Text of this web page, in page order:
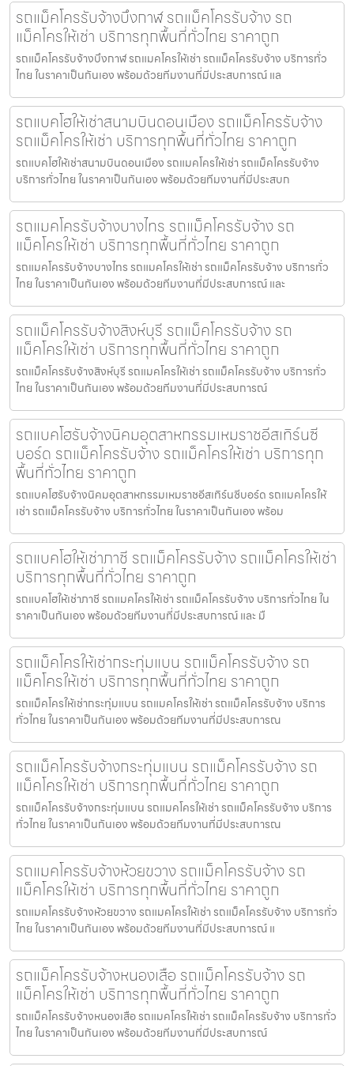
รถแม็คโครรับจ้างบึงกาฬ รถแม็คโครรับจ้าง รถ
แม็คโครให้เช่า บริการทุกพื้นที่ทั่วไทย ราคาถูก
รถแม็คโครรับจ้างบึงกาฬ รถแมคโครให้เช่า รถแม็คโครรับจ้าง บริการทั่ว
ไทย ในราคาเป็นกันเอง พร้อมด้วยทีมงานที่มีประสบการณ์ แล
รถแบคโฮให้เช่าสนามบินดอนเมือง รถแม็คโครรับจ้าง
รถแม็คโครให้เช่า บริการทุกพื้นที่ทั่วไทย ราคาถูก
รถแบคโฮให้เช่าสนามบินดอนเมือง รถแมคโครให้เช่า รถแม็คโครรับจ้าง
บริการทั่วไทย ในราคาเป็นกันเอง พร้อมด้วยทีมงานที่มีประสบก
รถแมคโครรับจ้างบางไทร รถแม็คโครรับจ้าง รถ
แม็คโครให้เช่า บริการทุกพื้นที่ทั่วไทย ราคาถูก
รถแมคโครรับจ้างบางไทร รถแมคโครให้เช่า รถแม็คโครรับจ้าง บริการทั่ว
ไทย ในราคาเป็นกันเอง พร้อมด้วยทีมงานที่มีประสบการณ์ และ
รถแม็คโครรับจ้างสิงห์บุรี รถแม็คโครรับจ้าง รถ
แม็คโครให้เช่า บริการทุกพื้นที่ทั่วไทย ราคาถูก
รถแม็คโครรับจ้างสิงห์บุรี รถแมคโครให้เช่า รถแม็คโครรับจ้าง บริการทั่ว
ไทย ในราคาเป็นกันเอง พร้อมด้วยทีมงานที่มีประสบการณ์
รถแบคโฮรับจ้างนิคมอุตสาหกรรมเหมราชอีสเทิร์นซี
บอร์ด รถแม็คโครรับจ้าง รถแม็คโครให้เช่า บริการทุก
พื้นที่ทั่วไทย ราคาถูก
รถแบคโฮรับจ้างนิคมอุตสาหกรรมเหมราชอีสเทิร์นซีบอร์ด รถแมคโครให้
เช่า รถแม็คโครรับจ้าง บริการทั่วไทย ในราคาเป็นกันเอง พร้อม
รถแบคโฮให้เช่าภาชี รถแม็คโครรับจ้าง รถแม็คโครให้เช่า
บริการทุกพื้นที่ทั่วไทย ราคาถูก
รถแบคโฮให้เช่าภาชี รถแมคโครให้เช่า รถแม็คโครรับจ้าง บริการทั่วไทย ใน
ราคาเป็นกันเอง พร้อมด้วยทีมงานที่มีประสบการณ์ และ มื
รถแม็คโครให้เช่ากระทุ่มแบน รถแม็คโครรับจ้าง รถ
แม็คโครให้เช่า บริการทุกพื้นที่ทั่วไทย ราคาถูก
รถแม็คโครให้เช่ากระทุ่มแบน รถแมคโครให้เช่า รถแม็คโครรับจ้าง บริการ
ทั่วไทย ในราคาเป็นกันเอง พร้อมด้วยทีมงานที่มีประสบการณ
รถแม็คโครรับจ้างกระทุ่มแบน รถแม็คโครรับจ้าง รถ
แม็คโครให้เช่า บริการทุกพื้นที่ทั่วไทย ราคาถูก
รถแม็คโครรับจ้างกระทุ่มแบน รถแมคโครให้เช่า รถแม็คโครรับจ้าง บริการ
ทั่วไทย ในราคาเป็นกันเอง พร้อมด้วยทีมงานที่มีประสบการณ
รถแมคโครรับจ้างห้วยขวาง รถแม็คโครรับจ้าง รถ
แม็คโครให้เช่า บริการทุกพื้นที่ทั่วไทย ราคาถูก
รถแมคโครรับจ้างห้วยขวาง รถแมคโครให้เช่า รถแม็คโครรับจ้าง บริการทั่ว
ไทย ในราคาเป็นกันเอง พร้อมด้วยทีมงานที่มีประสบการณ์ แ
รถแม็คโครรับจ้างหนองเสือ รถแม็คโครรับจ้าง รถ
แม็คโครให้เช่า บริการทุกพื้นที่ทั่วไทย ราคาถูก
รถแม็คโครรับจ้างหนองเสือ รถแมคโครให้เช่า รถแม็คโครรับจ้าง บริการทั่ว
ไทย ในราคาเป็นกันเอง พร้อมด้วยทีมงานที่มีประสบการณ์